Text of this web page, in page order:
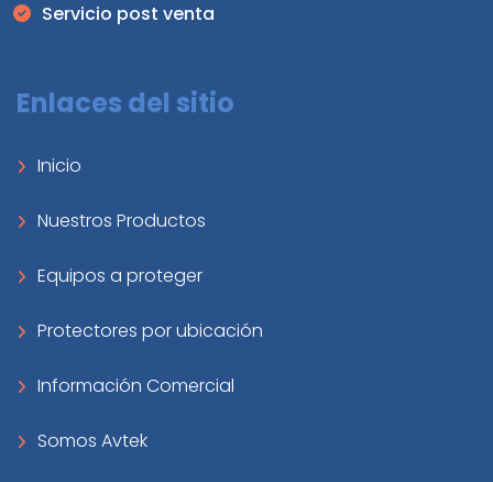
Servicio post venta
Enlaces del sitio
Inicio
Nuestros Productos
Equipos a proteger
Protectores por ubicación
Información Comercial
Somos Avtek